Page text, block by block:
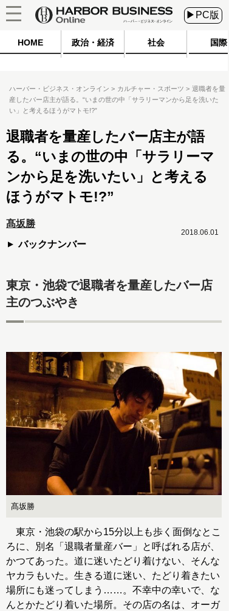
▶PC版
HOME 政治・経済 社会 国際
ハーバー・ビジネス・オンライン カルチャー・スポーツ
退職者を量
産したバー店主が語る。“いまの世の中「サラリーマンから足を洗いた
い」と考えるほうがマトモ!?”
退職者を量産したバー店主が語
る。“いまの世の中「サラリーマ
ンから足を洗いたい」と考える
ほうがマトモ!?”
髙坂勝
バックナンバー
2018.06.01
東京・池袋で退職者を量産したバー店
主のつぶやき
髙坂勝
東京・池袋の駅から15分以上も歩く面倒なとこ
ろに、別名「退職者量産バー」と呼ばれる店が、
かつてあった。道に迷いたどり着けない、そんな
ヤカラもいた。生きる道に迷い、たどり着きたい
場所にも迷ってしまう……。不幸中の幸いで、な
んとかたどり着いた場所。その店の名は、オーガ